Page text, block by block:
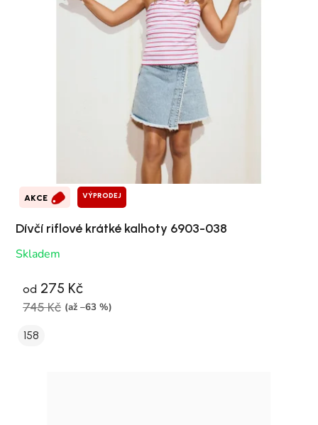
AKCE VÝPRODEJ
Dívčí riflové krátké kalhoty 6903-038
Skladem
od 275 Kč
745 Kč (až –63 %)
158